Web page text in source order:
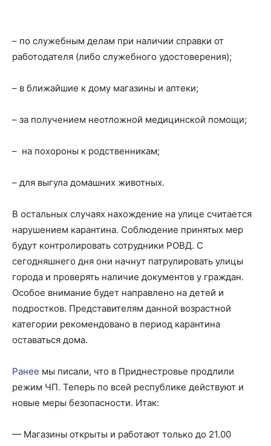
– по служебным делам при наличии справки от
работодателя (либо служебного удостоверения);
– в ближайшие к дому магазины и аптеки;
– за получением неотложной медицинской помощи;
– на похороны к родственникам;
– для выгула домашних животных.
В остальных случаях нахождение на улице считается
нарушением карантина. Соблюдение принятых мер
будут контролировать сотрудники РОВД. С
сегодняшнего дня они начнут патрулировать улицы
города и проверять наличие документов у граждан.
Особое внимание будет направлено на детей и
подростков. Представителям данной возрастной
категории рекомендовано в период карантина
оставаться дома.
Ранее мы писали, что в Приднестровье продлили
режим ЧП. Теперь по всей республике действуют и
новые меры безопасности. Итак:
— Магазины открыты и работают только до 21.00